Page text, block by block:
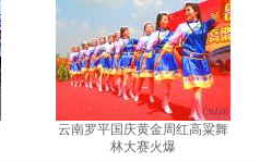
云南罗平国庆黄金周红高粱舞
林大赛火爆